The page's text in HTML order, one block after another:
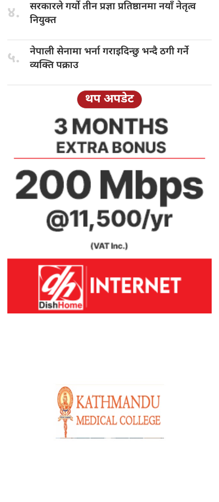
४. सरकारले गर्योतीन प्रज्ञा प्रतिष्ठानमा नयाँ नेतृत्व
नियुक्त
५. नेपाली सेनामा भर्ना गराइदिन्छु भन्दै ठगी गर्ने
व्यक्ति पक्राउ
थप अपडेट